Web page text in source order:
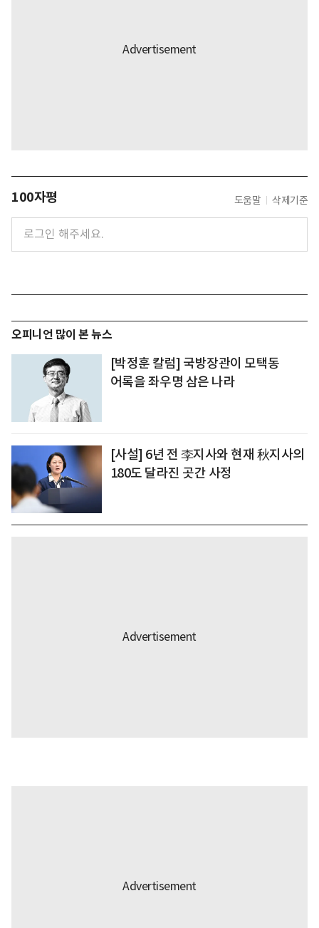
100자평 도움말 삭제기준
오피니언 많이 본 뉴스
[박정훈 칼럼] 국방장관이 모택동
어록을 좌우명 삼은 나라
[사설] 6년 전 李지사와 현재 秋지사의
180도 달라진 곳간 사정